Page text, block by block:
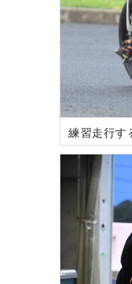
練習走行す